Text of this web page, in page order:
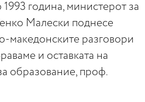
година, министерот за
Малески поднесе
македонските разговори
и оставката на
образование, проф.